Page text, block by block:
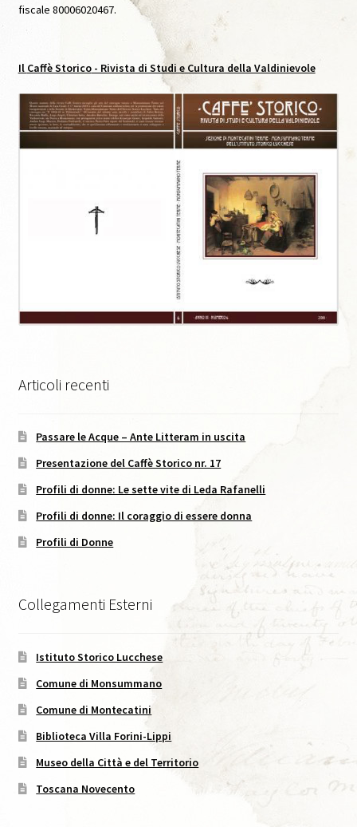
Caffè Storico, IX, Agosto 2020
Caffè Storico, VII, Settembre 2019
Caffè Storico, VIII, Dicembre 2019
Caffè Storico, XI, 2021
Caffè Storico, XIII, 2022
Caffè Storico, XIX, 2026
Caffè Storico, XVIII, 2025
Codice Etico di Pubblicazione
Area C. Lorenzini
Eventi
Eventi in Corso
Eventi passati
I Numeri della Rivista
fiscale 80006020467.
Il Caffè Storico- Rivista di Studi e Cultura della Valdinievole
Articoli recenti
Passare le Acque – Ante Litteram in uscita
Presentazione del Caffè Storico nr. 17
Profili di donne: Le sette vite di Leda Rafanelli
Profili di donne: Il coraggio di essere donna
Profili di Donne
Collegamenti Esterni
Istituto Storico Lucchese
Comune di Monsummano
Comune di Montecatini
Biblioteca Villa Forini-Lippi
Museo della Città e del Territorio
Toscana Novecento